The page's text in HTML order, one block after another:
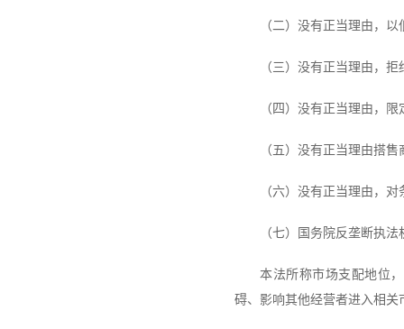
（二）没有正当理由，
（三）没有正当理由，
（四）没有正当理由，
（五）没有正当理由搭
（六）没有正当理由，
（七）国务院反垄断执
本法所称市场支配地位
碍、影响其他经营者进入相关